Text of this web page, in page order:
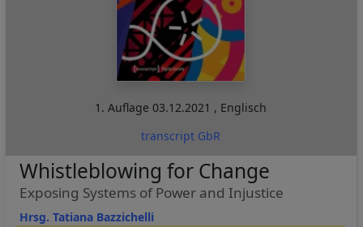
1. Auflage03.12.2021 , Englisch
transcript GbR
Hrsg. Tatiana Bazzichelli
Whistleblowing for Change
Exposing Systems of Power and Injustice